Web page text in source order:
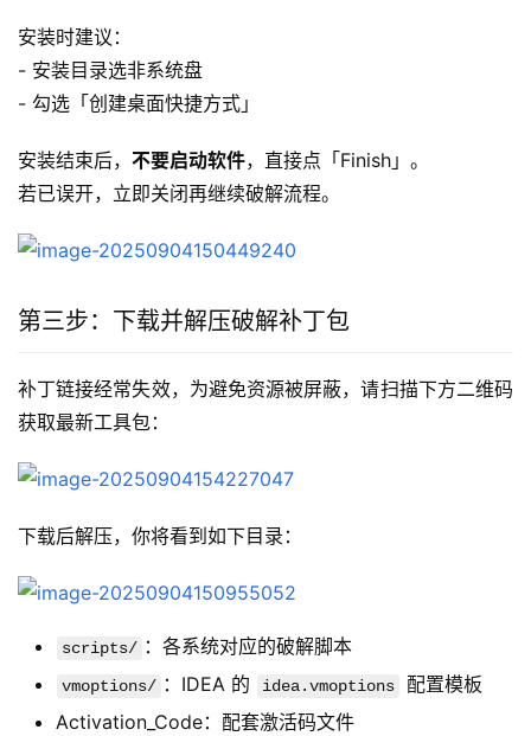
安装时建议：
- 安装目录选非系统盘
- 勾选「创建桌面快捷方式」
安装结束后， 不要启动软件，直接点「Finish」。
若已误开，立即关闭再继续破解流程。
第三步：下载并解压破解补丁包
补丁链接经常失效，为避免资源被屏蔽，请扫描下方二维码
获取最新工具包：
下载后解压，你将看到如下目录：
scripts/ ：各系统对应的破解脚本
vmoptions/ ：IDEA 的 idea.vmoptions
配置模板
Activation_Code：配套激活码文件